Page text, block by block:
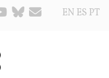
EN ES PT